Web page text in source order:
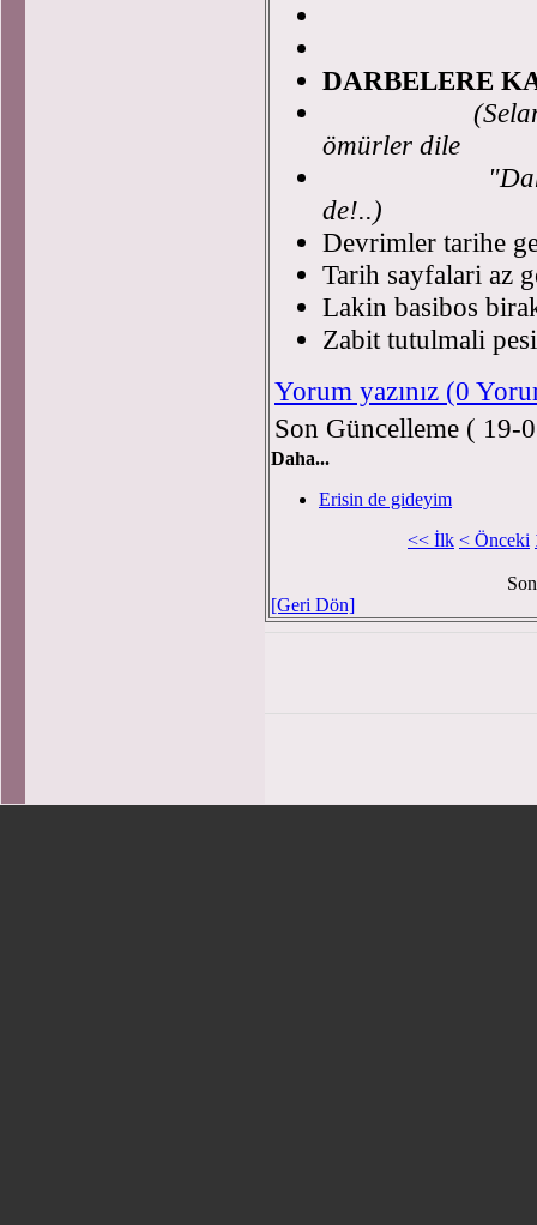
DARBELERE
(Selami
ömürler dile
"Daha nice
de!..)
Devrimler tarihe
Tarih sayfalari
Lakin basibos
Zabit tutulmali
Yorum yazınız (0
Son Güncelleme ( 19-
Daha...
Erisin de gideyim
<< İlk < Önceki
[Geri Dön]